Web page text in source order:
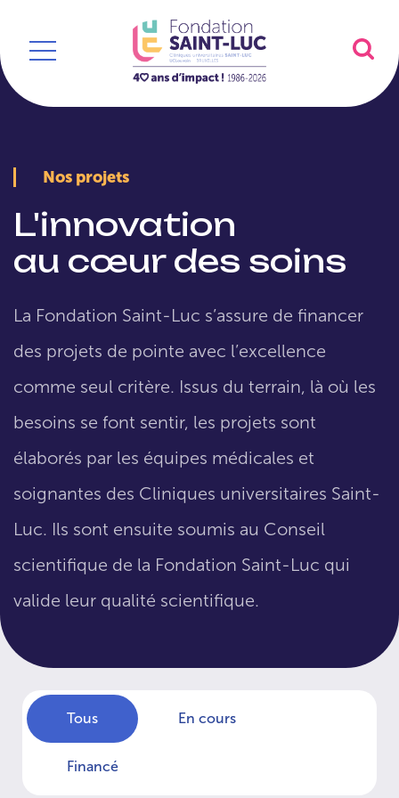
Nos projets
L'innovation
au cœur des soins
La Fondation Saint-Luc s’assure de financer
des projets de pointe avec l’excellence
comme seul critère. Issus du terrain, là où les
besoins se font sentir, les projets sont
élaborés par les équipes médicales et
soignantes des Cliniques universitaires Saint-
Luc. Ils sont ensuite soumis au Conseil
scientifique de la Fondation Saint-Luc qui
valide leur qualité scientifique.
Tous En cours
Financé